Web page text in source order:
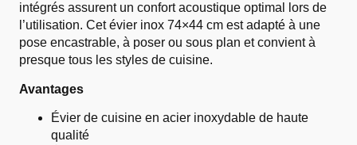
intégrés assurent un confort acoustique optimal lors de
l’utilisation. Cet évier inox 74×44 cm est adapté à une
pose encastrable, à poser ou sous plan et convient à
presque tous les styles de cuisine.
Avantages
Évier de cuisine en acier inoxydable de haute
qualité